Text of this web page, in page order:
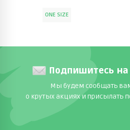
ONE SIZE
Подпишитесь на
Мы будем сообщать
о крутых акциях и присылать